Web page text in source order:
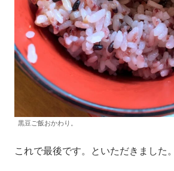
黒豆ご飯おかわり。
これで最後です。といただきました。